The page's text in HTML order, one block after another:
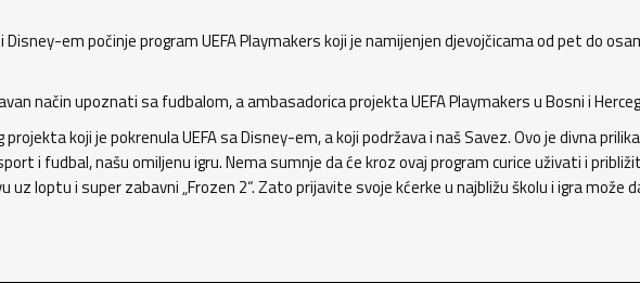
em počinje program UEFA Playmakers koji je namijenjen djevojčicama od pet do
način upoznati sa fudbalom, a ambasadorica projekta UEFA Playmakers u Bosni i
koji je pokrenula UEFA sa Disney-em, a koji podržava i naš Savez. Ovo je divna
i fudbal, našu omiljenu igru. Nema sumnje da će kroz ovaj program curice uživati i
loptu i super zabavni „Frozen 2“. Zato prijavite svoje kćerke u najbližu školu i igra može